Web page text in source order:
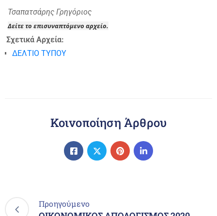
Τσαπατσάρης Γρηγόριος
Δείτε το επισυναπτόμενο αρχείο.
Σχετικά Αρχεία:
ΔΕΛΤΙΟ ΤΥΠΟΥ
Κοινοποίηση Άρθρου
Προηγούμενο